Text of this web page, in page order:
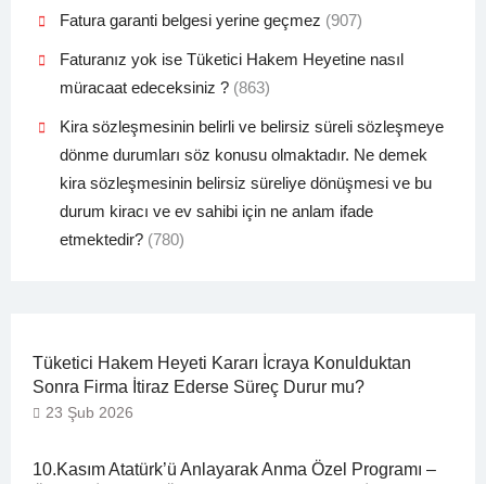
Fatura garanti belgesi yerine geçmez (907)
Faturanız yok ise Tüketici Hakem Heyetine nasıl
müracaat edeceksiniz ? (863)
Kira sözleşmesinin belirli ve belirsiz süreli sözleşmeye
dönme durumları söz konusu olmaktadır. Ne demek
kira sözleşmesinin belirsiz süreliye dönüşmesi ve bu
durum kiracı ve ev sahibi için ne anlam ifade
etmektedir? (780)
Tüketici Hakem Heyeti Kararı İcraya Konulduktan
Sonra Firma İtiraz Ederse Süreç Durur mu?
23 Şub 2026
10.Kasım Atatürk’ü Anlayarak Anma Özel Programı –